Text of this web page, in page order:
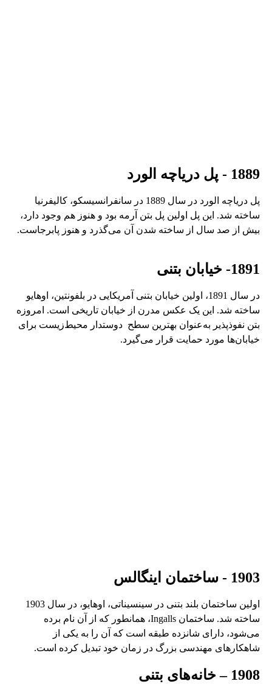
1889 - پل دریاچه الورد
پل دریاچه الورد در سال 1889 در سانفرانسیسکو، کالیفرنیا
ساخته شد. این پل اولین پل بتن آرمه بود و هنوز هم وجود دارد،
بیش از صد سال از ساخته شدن آن می‌گذرد و هنوز پابرجاست.
1891- خیابان بتنی
در سال 1891، اولین خیابان بتنی آمریکایی در بلفونتین، اوهایو
ساخته شد. این یک عکس مدرن از خیابان تاریخی است. امروزه
بتن نفوذپذیر به‌عنوان بهترین سطح دوستدار محیط‌زیست‌ برای
خیابان‌ها مورد حمایت قرار می‌گیرد.
1903 - ساختمان اینگالس
اولین ساختمان بلند بتنی در سینسیناتی، اوهایو، در سال 1903
ساخته شد. ساختمان Ingalls، همانطور که از آن نام برده
می‌شود، دارای شانزده طبقه است که آن را به یکی از
شاهکارهای مهندسی بزرگ در زمان خود تبدیل کرده است.
1908 – خانه‌های بتنی